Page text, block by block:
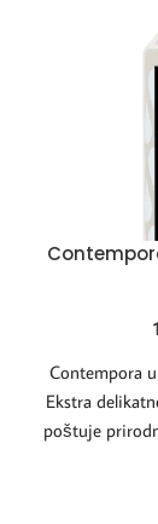
Contempora
Ekstra
poštuje